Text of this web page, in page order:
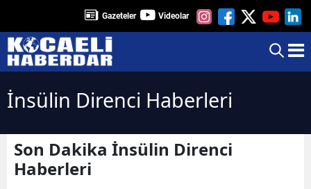
Gazeteler Videolar
İnsülin Direnci Haberleri
Son Dakika İnsülin Direnci
Haberleri